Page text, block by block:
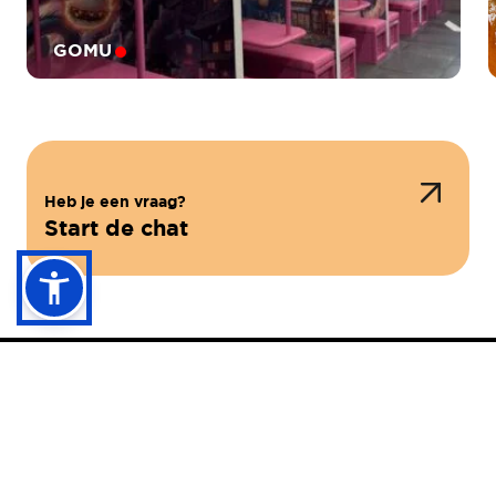
BLACK & WHITE BURGER
PHONE SHOP
GOMU
Heb je een vraag?
Start de chat